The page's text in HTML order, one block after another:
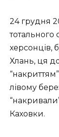
24 грудня
тотального
херсонців,
Хлань, ця
лівому
Каховки.